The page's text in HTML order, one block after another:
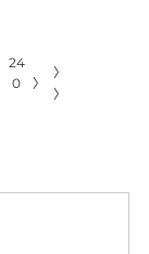
24
0
〉
〉
〉